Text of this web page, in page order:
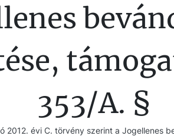
353/A. §
2012. évi C. törvény szerint a Jogellenes